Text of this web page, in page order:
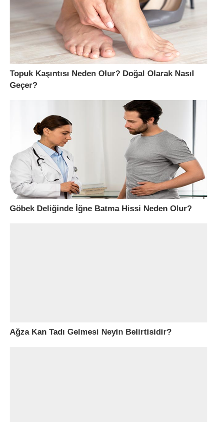
Topuk Kaşıntısı Neden Olur? Doğal Olarak Nasıl
Geçer?
Göbek Deliğinde İğne Batma Hissi Neden Olur?
Ağza Kan Tadı Gelmesi Neyin Belirtisidir?